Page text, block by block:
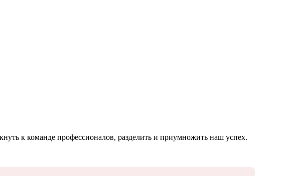
к команде профессионалов, разделить и приумножить наш успех.